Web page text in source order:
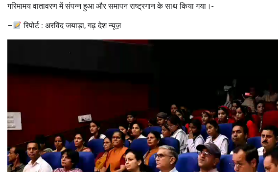
गरिमामय वातावरण में संपन्न हुआ और समापन राष्ट्रगान के साथ किया गया।-
– रिपोर्ट : अरविंद जयाड़ा, गढ़ देश न्यूज़